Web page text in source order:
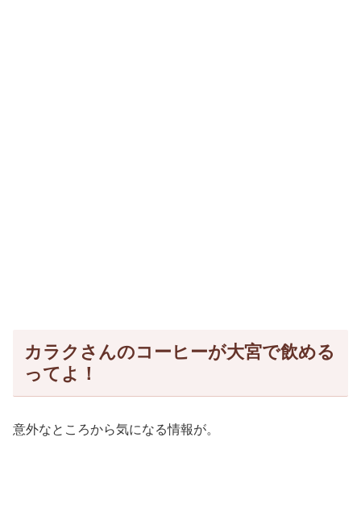
カラクさんのコーヒーが大宮で飲める
ってよ！
意外なところから気になる情報が。